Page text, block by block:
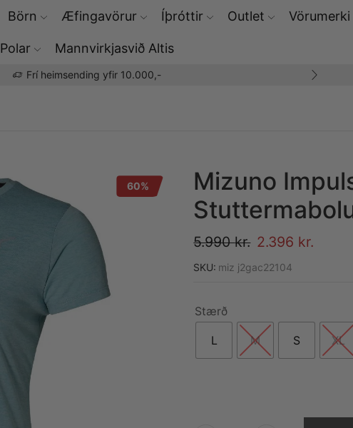
Börn Æfingavörur Íþróttir Outlet Vörumerki
Polar Mannvirkjasvið Altis
Frí heimsending yfir 10.000,-
60%
Mizuno
5.990kr. 2.396 kr.
SKU: miz j2gac22104
Stærð
L M S XL